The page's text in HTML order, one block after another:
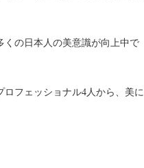
くの日本人の美意識が向上中で
フェッショナル4人から、美に